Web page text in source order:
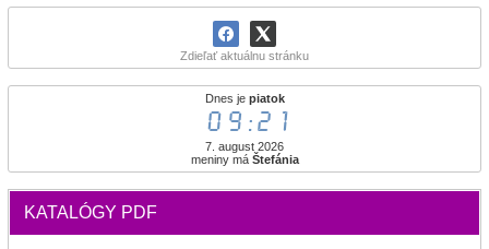
Zdieľať aktuálnu stránku
Dnes je piatok
09:21
7. august 2026
meniny má Štefánia
KATALÓGY PDF